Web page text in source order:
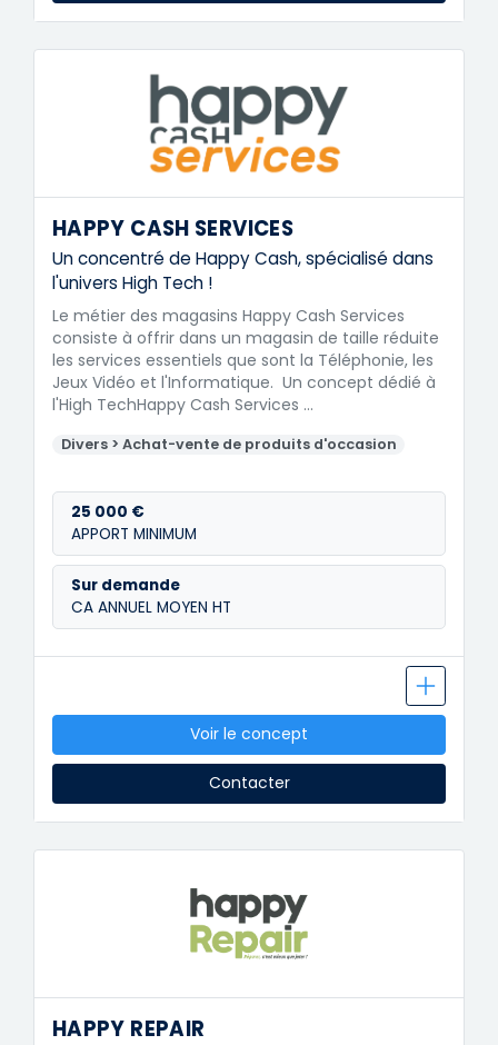
HAPPY CASH SERVICES
Un concentré de Happy Cash, spécialisé dans
l'univers High Tech !
Le métier des magasins Happy Cash Services
consiste à offrir dans un magasin de taille réduite
les services essentiels que sont la Téléphonie, les
Jeux Vidéo et l'Informatique. Un concept dédié à
l'High TechHappy Cash Services …
Divers > Achat-vente de produits d'occasion
25 000 €
APPORT MINIMUM
Sur demande
CA ANNUEL MOYEN HT
Voir le concept
Contacter
HAPPY REPAIR